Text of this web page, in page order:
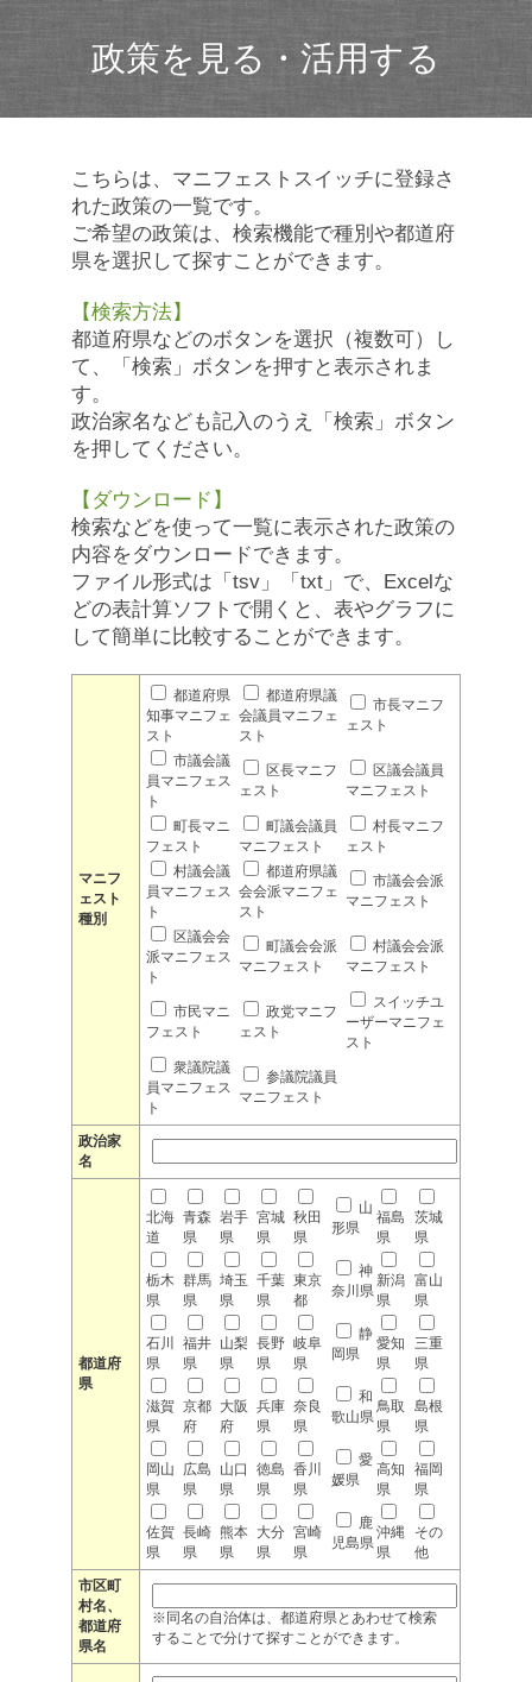
政策を見る・活用する
こちらは、マニフェストスイッチに登録さ
れた政策の一覧です。
ご希望の政策は、検索機能で種別や都道府
県を選択して探すことができます。
【検索方法】
都道府県などのボタンを選択（複数可）し
て、「検索」ボタンを押すと表示されま
す。
政治家名なども記入のうえ「検索」ボタン
を押してください。
【ダウンロード】
検索などを使って一覧に表示された政策の
内容をダウンロードできます。
ファイル形式は「tsv」「txt」で、Excelな
どの表計算ソフトで開くと、表やグラフに
して簡単に比較することができます。
マニフ
ェスト
種別
都道府県
知事マニフェ
スト
都道府県議
会議員マニフェ
スト
市長マニフ
ェスト
市議会議
員マニフェス
ト
区長マニフ
ェスト
区議会議員
マニフェスト
町長マニ
フェスト
町議会議員
マニフェスト
村長マニフ
ェスト
村議会議
員マニフェス
ト
都道府県議
会会派マニフェ
スト
市議会会派
マニフェスト
区議会会
派マニフェス
ト
町議会会派
マニフェスト
村議会会派
マニフェスト
市民マニ
フェスト
政党マニフ
ェスト
スイッチユ
ーザーマニフェ
スト
衆議院議
員マニフェス
ト
参議院議員
マニフェスト
政治家
名
都道府
県
北海
道
青森
県
岩手
県
宮城
県
秋田
県
山
形県
福島
県
茨城
県
栃木
県
群馬
県
埼玉
県
千葉
県
東京
都
神
奈川県
新潟
県
富山
県
石川
県
福井
県
山梨
県
長野
県
岐阜
県
静
岡県
愛知
県
三重
県
滋賀
県
京都
府
大阪
府
兵庫
県
奈良
県
和
歌山県
鳥取
県
島根
県
岡山
県
広島
県
山口
県
徳島
県
香川
県
愛
媛県
高知
県
福岡
県
佐賀
県
長崎
県
熊本
県
大分
県
宮崎
県
鹿
児島県
沖縄
県
その
他
市区町
村名、
都道府
県名
※同名の自治体は、都道府県とあわせて検索
することで分けて探すことができます。